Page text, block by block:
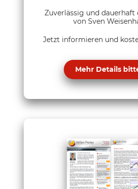
Zuverlässig und dauerhaft
von Sven
Jetzt informieren und
Mehr Details